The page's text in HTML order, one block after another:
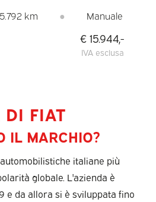
km ● Manuale
€ 15.944,-
IVA esclusa
DI FIAT
IL MARCHIO?
italiane più
globale. L'azienda è
e da allora si è sviluppata fino